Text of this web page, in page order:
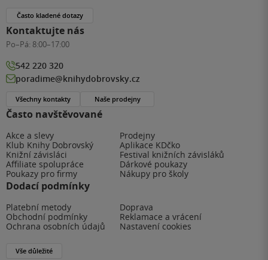
Často navštěvované
Akce a slevy
Prodejny
Klub Knihy Dobrovský
Aplikace KDčko
Knižní závisláci
Festival knižních závisláků
Affiliate spolupráce
Dárkové poukazy
Poukazy pro firmy
Nákupy pro školy
Dodací podmínky
Platební metody
Doprava
Obchodní podmínky
Reklamace a vrácení
Ochrana osobních údajů
Nastavení cookies
Vše důležité
Často kladené dotazy
Kontaktujte nás
Po–Pá: 8:00–17:00
542 220 320
poradime@knihydobrovsky.cz
Všechny kontakty Naše prodejny